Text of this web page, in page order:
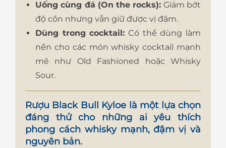
Uống cùng đá (On the rocks): Giảm bớt
độ cồn nhưng vẫn giữ được vị đậm.
Dùng trong cocktail: Có thể dùng làm
nền cho các món whisky cocktail mạnh
mẽ như Old Fashioned hoặc Whisky
Sour.
Rượu Black Bull Kyloe là một lựa chọn
đáng thử cho những ai yêu thích
phong cách whisky mạnh, đậm vị và
nguyên bản.